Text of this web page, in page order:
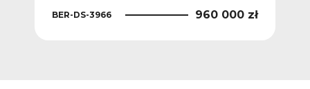
BER-DS-3966 960 000 zł